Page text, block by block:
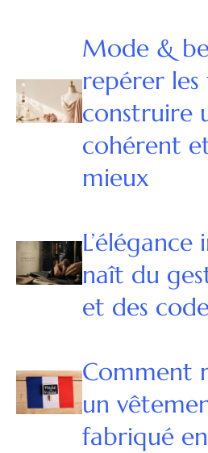
Mode &
repérer les
construire
cohérent
mieux
naît du
et des
Comment
un
fabriqué